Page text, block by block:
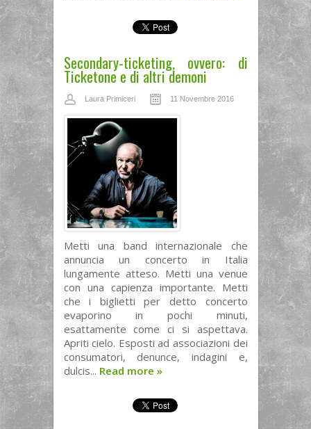
Secondary-ticketing, ovvero: di
Ticketone e di altri demoni
Laura Primiceri 11 Novembre 2016
Metti una band internazionale che
annuncia un concerto in Italia
lungamente atteso. Metti una venue
con una capienza importante. Metti
che i biglietti per detto concerto
evaporino in pochi minuti,
esattamente come ci si aspettava.
Apriti cielo. Esposti ad associazioni dei
consumatori, denunce, indagini e,
dulcis... Read more »